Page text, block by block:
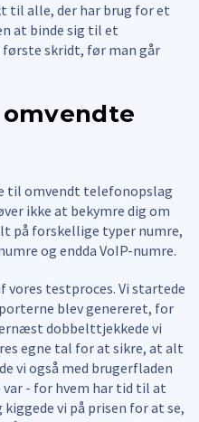
til alle, der har brug for et
at binde sig til et
skridt, før man går
til omvendt telefonopslag
ikke at bekymre dig om
på forskellige typer numre,
og endda VoIP-numre.
vores testproces. Vi startede
blev genereret, for
dobbelttjekkede vi
egne tal for at sikre, at alt
vi også med brugerfladen
- for hvem har tid til at
vi på prisen for at se,